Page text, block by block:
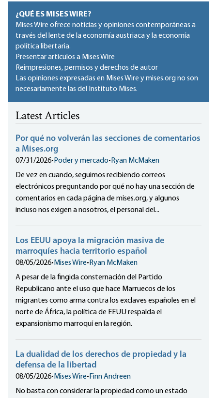
¿QUÉ ES MISES WIRE?
Mises Wire ofrece noticias y opiniones contemporáneas a
través del lente de la economía austriaca y la economía
política libertaria.
Presentar artículos a Mises Wire
Reimpresiones, permisos y derechos de autor
Las opiniones expresadas en Mises Wire y mises.org no son
necesariamente las del Instituto Mises.
Latest Articles
Por qué no volverán las secciones de comentarios
a Mises.org
07/31/2026• Poder y mercado• Ryan McMaken
De vez en cuando, seguimos recibiendo correos
electrónicos preguntando por qué no hay una sección de
comentarios en cada página de mises.org, y algunos
incluso nos exigen a nosotros, el personal del...
Los EEUU apoya la migración masiva de
marroquíes hacia territorio español
08/05/2026• Mises Wire• Ryan McMaken
A pesar de la fingida consternación del Partido
Republicano ante el uso que hace Marruecos de los
migrantes como arma contra los exclaves españoles en el
norte de África, la política de EEUU respalda el
expansionismo marroquí en la región.
La dualidad de los derechos de propiedad y la
defensa de la libertad
08/05/2026• Mises Wire• Finn Andreen
No basta con considerar la propiedad como un estado